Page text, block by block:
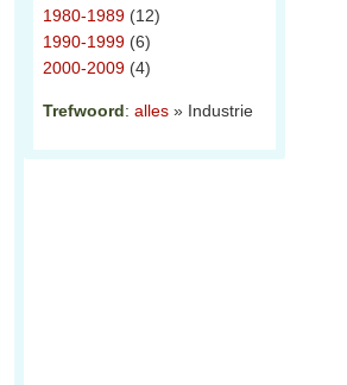
1980-1989 (12)
1990-1999 (6)
2000-2009 (4)
Trefwoord: alles » Industrie